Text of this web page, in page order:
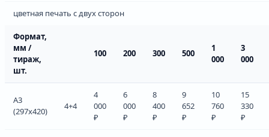
цветная печать с двух сторон
Формат,
мм /
тираж,
шт.
100 200 300 500
1
000
3
000
A3
(297x420)
4+4
4
000
₽
6
000
₽
8
400
₽
9
652
₽
10
760
₽
15
330
₽